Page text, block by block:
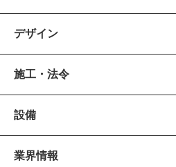
デザイン
施工・法令
設備
業界情報